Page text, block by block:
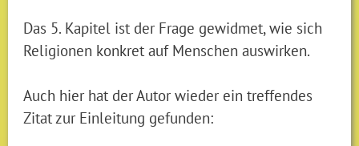
Das 5. Kapitel ist der Frage gewidmet, wie sich
Religionen konkret auf Menschen auswirken.
Auch hier hat der Autor wieder ein treffendes
Zitat zur Einleitung gefunden: